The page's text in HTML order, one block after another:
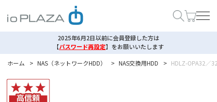
2025年6月2日以前に会員登録した方は
【パスワード再設定】 をお願いいたします
ホーム
> NAS（ネットワークHDD） > NAS交換用HDD > HDLZ-OPA32／